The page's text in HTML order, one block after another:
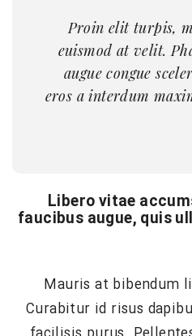
Proin elit turpis,
euismod at velit.
augue congue
eros a interdum
Libero vitae
faucibus augue, quis
Mauris at bibendum
Curabitur id risus